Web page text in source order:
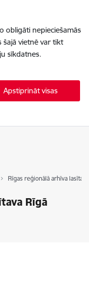
obligāti nepieciešamās
šajā vietnē var tikt
sīkdatnes.
Apstiprināt visas
Rīgas reģionālā arhīva
Rīgā